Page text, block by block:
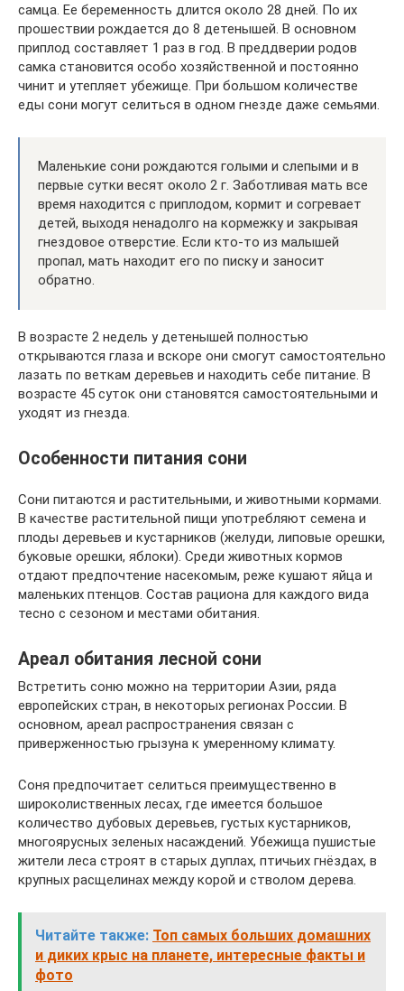
самца. Ее беременность длится около 28 дней. По их
прошествии рождается до 8 детенышей. В основном
приплод составляет 1 раз в год. В преддверии родов
самка становится особо хозяйственной и постоянно
чинит и утепляет убежище. При большом количестве
еды сони могут селиться в одном гнезде даже семьями.
Маленькие сони рождаются голыми и слепыми и в
первые сутки весят около 2 г. Заботливая мать все
время находится с приплодом, кормит и согревает
детей, выходя ненадолго на кормежку и закрывая
гнездовое отверстие. Если кто-то из малышей
пропал, мать находит его по писку и заносит
обратно.
В возрасте 2 недель у детенышей полностью
открываются глаза и вскоре они смогут самостоятельно
лазать по веткам деревьев и находить себе питание. В
возрасте 45 суток они становятся самостоятельными и
уходят из гнезда.
Особенности питания сони
Сони питаются и растительными, и животными кормами.
В качестве растительной пищи употребляют семена и
плоды деревьев и кустарников (желуди, липовые орешки,
буковые орешки, яблоки). Среди животных кормов
отдают предпочтение насекомым, реже кушают яйца и
маленьких птенцов. Состав рациона для каждого вида
тесно с сезоном и местами обитания.
Ареал обитания лесной сони
Встретить соню можно на территории Азии, ряда
европейских стран, в некоторых регионах России. В
основном, ареал распространения связан с
приверженностью грызуна к умеренному климату.
Соня предпочитает селиться преимущественно в
широколиственных лесах, где имеется большое
количество дубовых деревьев, густых кустарников,
многоярусных зеленых насаждений. Убежища пушистые
жители леса строят в старых дуплах, птичьих гнёздах, в
крупных расщелинах между корой и стволом дерева.
Читайте также: Топ самых больших домашних
и диких крыс на планете, интересные факты и
фото